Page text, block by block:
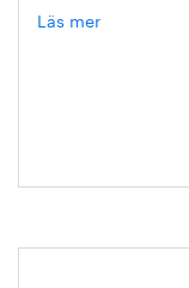
Läs mer